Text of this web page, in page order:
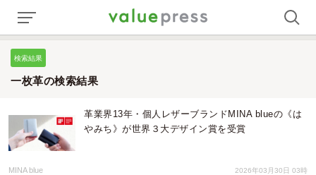
検索結果
一枚革の検索結果
革業界13年・個人レザーブランドMINA blueの《は
やみち》が世界３大デザイン賞を受賞
MINA blue 2026年03月30日 03時